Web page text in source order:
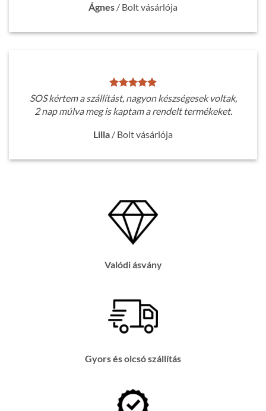
Ágnes / Bolt vásárlója
SOS kértem a szállítást, nagyon készségesek voltak,
2 nap múlva meg is kaptam a rendelt termékeket.
Lilla / Bolt vásárlója
Valódi ásvány
Gyors és olcsó szállítás